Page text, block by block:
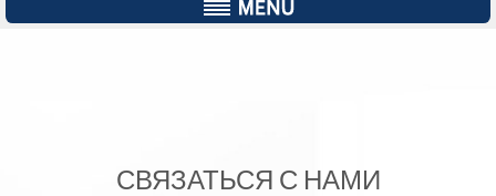
СВЯЗАТЬСЯ С НАМИ